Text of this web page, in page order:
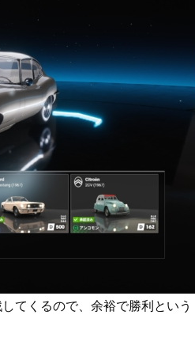
てくるので、余裕で勝利という